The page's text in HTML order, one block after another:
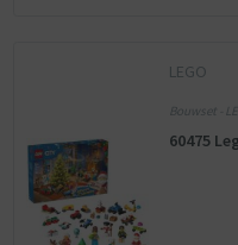
LEGO
Bouwset -
60475